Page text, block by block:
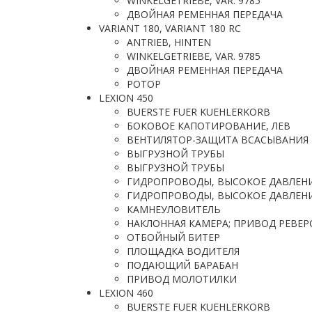
ДВОЙНАЯ РЕМЕННАЯ ПЕРЕДАЧА
VARIANT 180, VARIANT 180 RC
ANTRIEB, HINTEN
WINKELGETRIEBE, VAR. 9785
ДВОЙНАЯ РЕМЕННАЯ ПЕРЕДАЧА
РОТОР
LEXION 450
BUERSTE FUER KUEHLERKORB
БОКОВОЕ КАПОТИРОВАНИЕ, ЛЕВ
ВЕНТИЛЯТОР-ЗАЩИТА ВСАСЫВАНИЯ
ВЫГРУЗНОЙ ТРУБЫ
ВЫГРУЗНОЙ ТРУБЫ
ГИДРОПРОВОДЫ, ВЫСОКОЕ
ГИДРОПРОВОДЫ, ВЫСОКОЕ
КАМНЕУЛОВИТЕЛЬ
НАКЛОННАЯ КАМЕРА; ПРИВОД
ОТБОЙНЫЙ БИТЕР
ПЛОЩАДКА ВОДИТЕЛЯ
ПОДАЮЩИЙ БАРАБАН
ПРИВОД МОЛОТИЛКИ
LEXION 460
BUERSTE FUER KUEHLERKORB